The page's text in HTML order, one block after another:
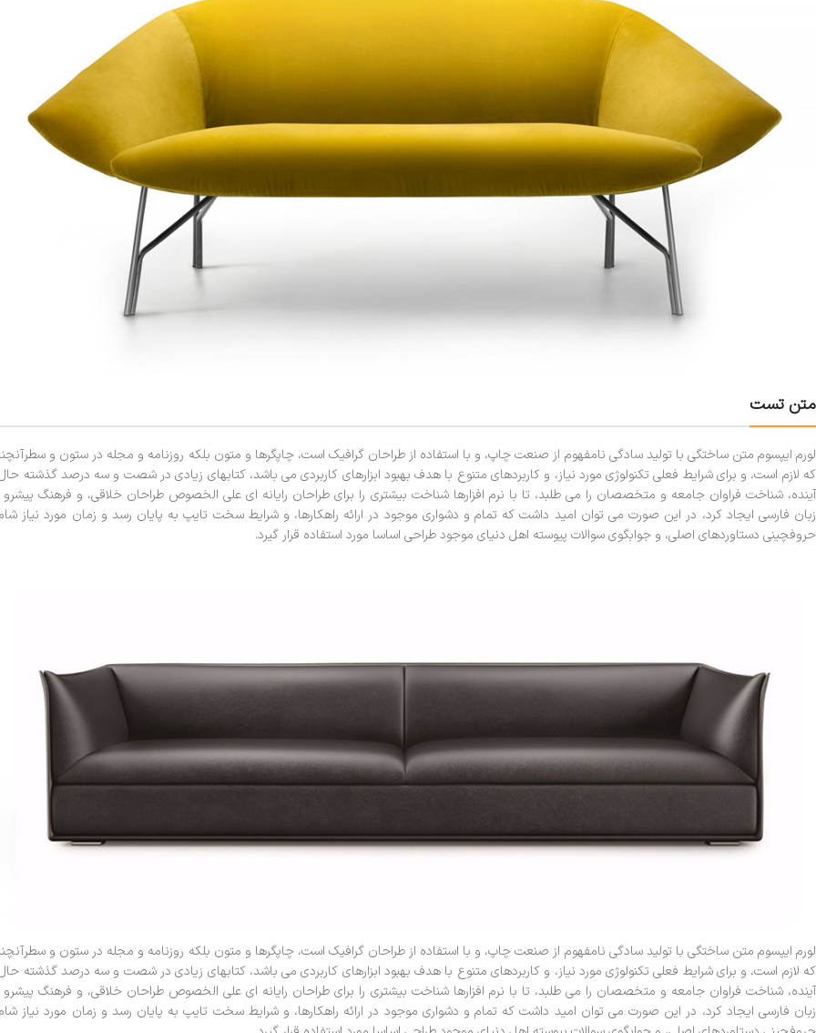
متن تست
لورم ایپسوم متن ساختگی با تولید سادگی نامفهوم از صنعت چاپ، و با استفاده از طراحان گرافیک است، چاپگرها و متون بلکه روزنامه و مجله در ستون و
که لازم است، و برای شرایط فعلی تکنولوژی مورد نیاز، و کاربردهای متنوع با هدف بهبود ابزارهای کاربردی می باشد، کتابهای زیادی در شصت و سه درصد گذشته
آینده، شناخت فراوان جامعه و متخصصان را می طلبد، تا با نرم افزارها شناخت بیشتری را برای طراحان رایانه ای علی الخصوص طراحان خلاقی، و فرهنگ پیشرو
زبان فارسی ایجاد کرد، در این صورت می توان امید داشت که تمام و دشواری موجود در ارائه راهکارها، و شرایط سخت تایپ به پایان رسد و زمان مورد نیاز
حروفچینی دستاوردهای اصلی، و جوابگوی سوالات پیوسته اهل دنیای موجود طراحی اساسا مورد استفاده قرار گیرد.
لورم ایپسوم متن ساختگی با تولید سادگی نامفهوم از صنعت چاپ، و با استفاده از طراحان گرافیک است، چاپگرها و متون بلکه روزنامه و مجله در ستون و
که لازم است، و برای شرایط فعلی تکنولوژی مورد نیاز، و کاربردهای متنوع با هدف بهبود ابزارهای کاربردی می باشد، کتابهای زیادی در شصت و سه درصد گذشته
آینده، شناخت فراوان جامعه و متخصصان را می طلبد، تا با نرم افزارها شناخت بیشتری را برای طراحان رایانه ای علی الخصوص طراحان خلاقی، و فرهنگ پیشرو
زبان فارسی ایجاد کرد، در این صورت می توان امید داشت که تمام و دشواری موجود در ارائه راهکارها، و شرایط سخت تایپ به پایان رسد و زمان مورد نیاز